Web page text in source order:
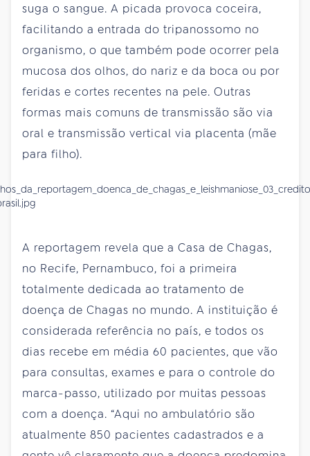
suga o sangue. A picada provoca coceira,
facilitando a entrada do tripanossomo no
organismo, o que também pode ocorrer pela
mucosa dos olhos, do nariz e da boca ou por
feridas e cortes recentes na pele. Outras
formas mais comuns de transmissão são via
oral e transmissão vertical via placenta (mãe
para filho).
A reportagem revela que a Casa de Chagas,
no Recife, Pernambuco, foi a primeira
totalmente dedicada ao tratamento de
doença de Chagas no mundo. A instituição é
considerada referência no país, e todos os
dias recebe em média 60 pacientes, que vão
para consultas, exames e para o controle do
marca-passo, utilizado por muitas pessoas
com a doença. “Aqui no ambulatório são
atualmente 850 pacientes cadastrados e a